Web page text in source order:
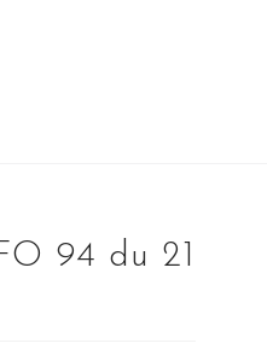
94 du 21